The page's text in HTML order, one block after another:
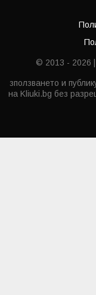
© 2013 - 2026 |
зползването и
на Kliuki.bg без